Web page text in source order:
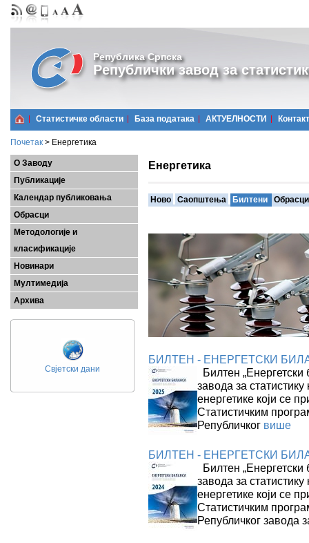
Република Српска
Републички завод за
Статистичке области Базa података АКТУЕЛНОСТИ Контакт
Почетак > Енергетика
О Заводу
Публикације
Календар публиковања
Обрасци
Методологије и
класификације
Новинари
Мултимедија
Архива
Свјетски дани
Енергетика
Ново Саопштења Билтени Обрасци
БИЛТЕН - ЕНЕРГЕТСКИ
Билтен „Енергетски
завода за статистику
енергетике који се
Статистичким
Републичког више
БИЛТЕН - ЕНЕРГЕТСКИ
Билтен „Енергетски
завода за статистику
енергетике који се
Статистичким
Републичког завода